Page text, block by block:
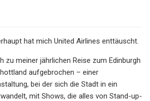
hat mich United Airlines enttäuscht.
zu meiner jährlichen Reise zum Edinburgh
aufgebrochen – einer
bei der sich die Stadt in ein
mit Shows, die alles von Stand-up-